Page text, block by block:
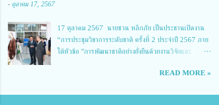
8.นายณัฐกฤต ภูทวี รองผู้อำนวยการวิทยาลัยเทคนิคตาก นายจักรภพ กล่าว
ยาวนาน มีบุคลากร นักเรียน นักศึกษาจำนวนมาก ต้องการควา...
- ตุลาคม 17, 2567
17 ตุลาคม 2567 นายชวน หลีกภัย เป็นประธานเปิดงาน
“การประชุมวิชาการระดับชาติ ครั้งที่ 2 ประจำปี 2567 ภาย
ใต้หัวข้อ "การพัฒนาชาติอย่างยั่งยืนด้วยงานวิจัยและ
Technology National Conference 2024: 'Towards
READ MORE »